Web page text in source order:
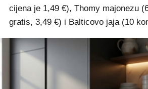
cijena je 1,49 €), Thomy majonezu
gratis, 3,49 €) i Balticovo jaja (10